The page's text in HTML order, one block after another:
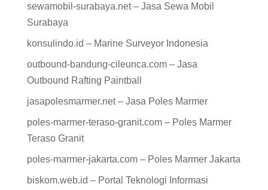
sewamobil-surabaya.net – Jasa Sewa Mobil
Surabaya
konsulindo.id – Marine Surveyor Indonesia
outbound-bandung-cileunca.com – Jasa
Outbound Rafting Paintball
jasapolesmarmer.net – Jasa Poles Marmer
poles-marmer-teraso-granit.com – Poles Marmer
Teraso Granit
poles-marmer-jakarta.com – Poles Marmer Jakarta
biskom.web.id – Portal Teknologi Informasi